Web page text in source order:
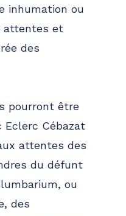
inhumation ou
attentes et
des
pourront être
Eclerc Cébazat
attentes des
du défunt
ou
des